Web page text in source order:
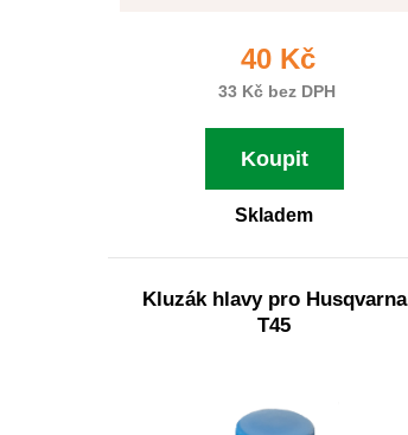
40 Kč
33 Kč bez DPH
Koupit
Skladem
Kluzák hlavy pro Husqvarna
T45